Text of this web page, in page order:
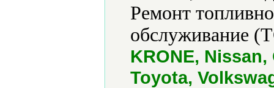
Ремонт
обслуживание
KRONE,
Toyota,